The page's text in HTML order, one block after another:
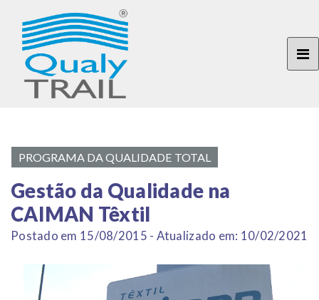
PROGRAMA DA QUALIDADE TOTAL
Gestão da Qualidade na
CAIMAN Têxtil
Postado em 15/08/2015 - Atualizado em: 10/02/2021